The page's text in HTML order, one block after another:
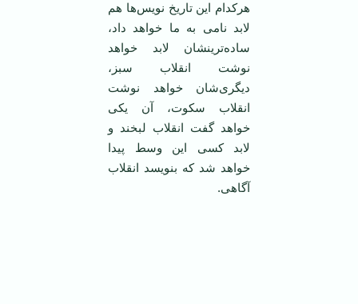
هرکدام این تاریخ نویس‌ها هم
لابد نامی ‌به ما خواهد داد،
ساده‌ترینشان لابد خواهد
نوشت انقلاب سبز،
دیگری‌شان خواهد نوشت
انقلاب سکوت، آن یکی
خواهد گفت انقلاب لبخند و
لابد کسی این وسط پیدا
خواهد شد که بنویسد انقلاب
آگاهی.